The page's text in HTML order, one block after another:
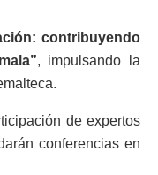
contribuyendo
, impulsando la
de expertos
conferencias en